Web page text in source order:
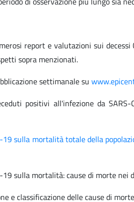
report e valutazioni sui decessi
sopra menzionati.
settimanale su
positivi all'infezione da
19 sulla mortalità totale della
sulla mortalità: cause di morte nei
e classificazione delle cause di